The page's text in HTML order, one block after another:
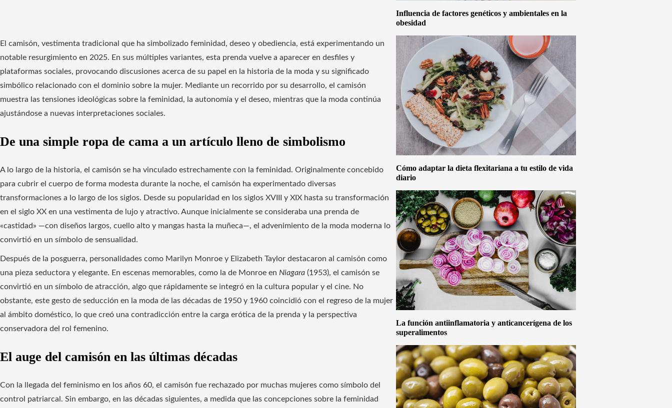
El camisón, vestimenta tradicional que ha simbolizado feminidad, deseo y obediencia, está experimentando un
notable resurgimiento en 2025. En sus múltiples variantes, esta prenda vuelve a aparecer en desfiles y
plataformas sociales, provocando discusiones acerca de su papel en la historia de la moda y su significado
simbólico relacionado con el dominio sobre la mujer. Mediante un recorrido por su desarrollo, el camisón
muestra las tensiones ideológicas sobre la feminidad, la autonomía y el deseo, mientras que la moda continúa
ajustándose a nuevas interpretaciones sociales.
De una simple ropa de cama a un artículo lleno de simbolismo
A lo largo de la historia, el camisón se ha vinculado estrechamente con la feminidad. Originalmente concebido
para cubrir el cuerpo de forma modesta durante la noche, el camisón ha experimentado diversas
transformaciones a lo largo de los siglos. Desde su popularidad en los siglos XVIII y XIX hasta su transformación
en el siglo XX en una vestimenta de lujo y atractivo. Aunque inicialmente se consideraba una prenda de
«castidad» —con diseños largos, cuello alto y mangas hasta la muñeca—, el advenimiento de la moda moderna lo
convirtió en un símbolo de sensualidad.
Después de la posguerra, personalidades como Marilyn Monroe y Elizabeth Taylor destacaron al camisón como
una pieza seductora y elegante. En escenas memorables, como la de Monroe en Niagara (1953), el camisón se
convirtió en un símbolo de atracción, algo que rápidamente se integró en la cultura popular y el cine. No
obstante, este gesto de seducción en la moda de las décadas de 1950 y 1960 coincidió con el regreso de la mujer
al ámbito doméstico, lo que creó una contradicción entre la carga erótica de la prenda y la perspectiva
conservadora del rol femenino.
El auge del camisón en las últimas décadas
Con la llegada del feminismo en los años 60, el camisón fue rechazado por muchas mujeres como símbolo del
control patriarcal. Sin embargo, en las décadas siguientes, a medida que las concepciones sobre la feminidad
Influencia de factores genéticos y ambientales en la
obesidad
Cómo adaptar la dieta flexitariana a tu estilo de vida
diario
La función antiinflamatoria y anticancerígena de los
superalimentos